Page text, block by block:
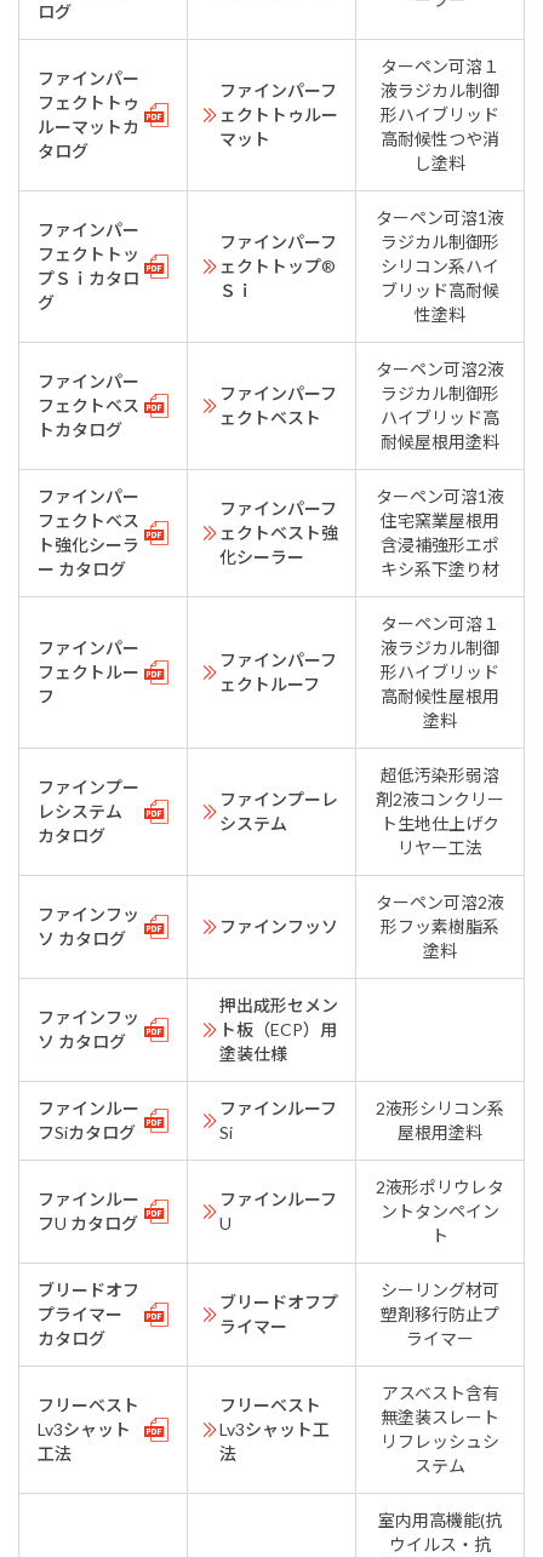
ログ
ファインパー
フェクトトゥ
ルーマットカ
タログ
ファインパーフ
ェクトトゥルー
マット
ターペン可溶１
液ラジカル制御
形ハイブリッド
高耐候性つや消
し塗料
ファインパー
フェクトトッ
プＳｉカタロ
グ
ファインパーフ
ェクトトップ®
Ｓｉ
ターペン可溶1液
ラジカル制御形
シリコン系ハイ
ブリッド高耐候
性塗料
ファインパー
フェクトベス
トカタログ
ファインパーフ
ェクトベスト
ターペン可溶2液
ラジカル制御形
ハイブリッド高
耐候屋根用塗料
ファインパー
フェクトベス
ト強化シーラ
ー カタログ
ファインパーフ
ェクトベスト強
化シーラー
ターペン可溶1液
住宅窯業屋根用
含浸補強形エポ
キシ系下塗り材
ファインパー
フェクトルー
フ
ファインパーフ
ェクトルーフ
ターペン可溶１
液ラジカル制御
形ハイブリッド
高耐候性屋根用
塗料
ファインプー
レシステム
カタログ
ファインプーレ
システム
超低汚染形弱溶
剤2液コンクリー
ト生地仕上げク
リヤー工法
ファインフッ
ソ カタログ
ファインフッソ
ターペン可溶2液
形フッ素樹脂系
塗料
ファインフッ
ソ カタログ
押出成形セメン
ト板（ECP）用
塗装仕様
ファインルー
フSiカタログ
ファインルーフ
Si
2液形シリコン系
屋根用塗料
ファインルー
フU カタログ
ファインルーフ
U
2液形ポリウレタ
ントタンペイン
ト
ブリードオフ
プライマー
カタログ
ブリードオフプ
ライマー
シーリング材可
塑剤移行防止プ
ライマー
フリーベスト
Lv3シャット
工法
フリーベスト
Lv3シャット工
法
アスベスト含有
無塗装スレート
リフレッシュシ
ステム
室内用高機能(抗
ウイルス・抗